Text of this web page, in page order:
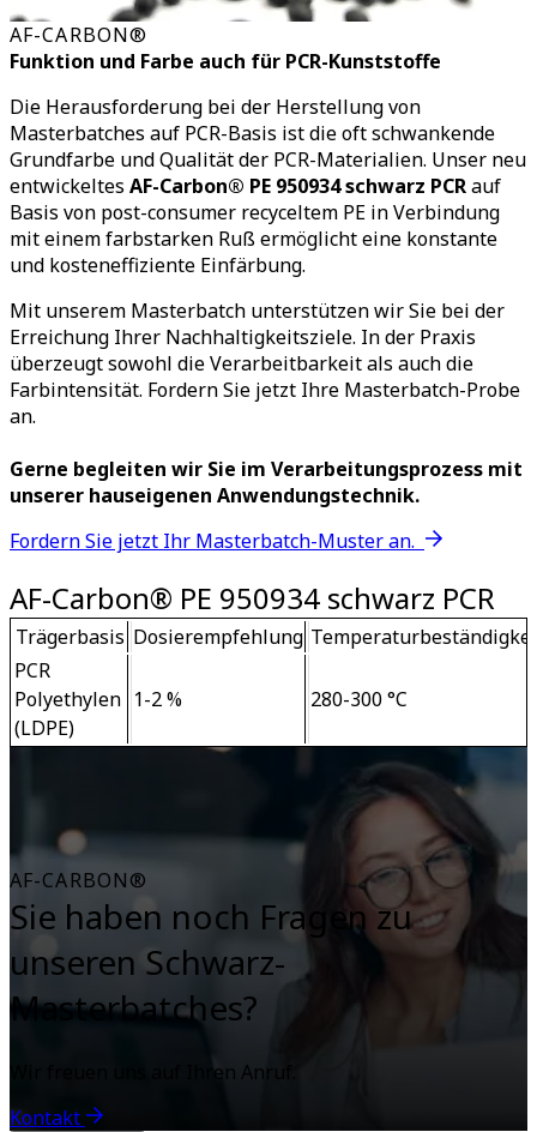
AF-CARBON®
Funktion und Farbe auch für PCR-Kunststoffe
Die Herausforderung bei der Herstellung von
Masterbatches auf PCR-Basis ist die oft schwankende
Grundfarbe und Qualität der PCR-Materialien. Unser neu
entwickeltes AF-Carbon® PE 950934 schwarz PCRauf
Basis von post-consumer recyceltem PE in Verbindung
mit einem farbstarken Ruß ermöglicht eine konstante
und kosteneffiziente Einfärbung.
Mit unserem Masterbatch unterstützen wir Sie bei der
Erreichung Ihrer Nachhaltigkeitsziele. In der Praxis
überzeugt sowohl die Verarbeitbarkeit als auch die
Farbintensität. Fordern Sie jetzt Ihre Masterbatch-Probe
an.
Gerne begleiten wir Sie im Verarbeitungsprozess mit
unserer hauseigenen Anwendungstechnik.
Fordern Sie jetzt Ihr Masterbatch-Muster an.
AF-Carbon® PE 950934 schwarz PCR
Trägerbasis Dosierempfehlung
PCR
Polyethylen
(LDPE)
1-2 % 280-300 °C
AF-CARBON®
Sie haben noch Fragen zu
unseren Schwarz-
Masterbatches?
Wir freuen uns auf Ihren Anruf.
Kontakt